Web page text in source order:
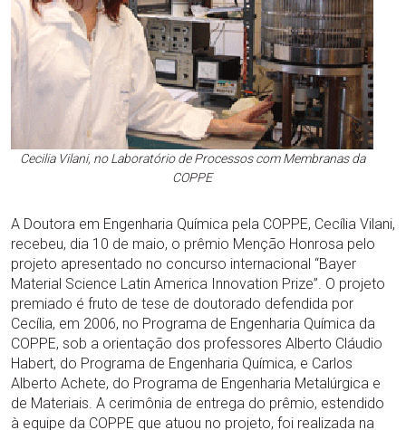
Cecilia Vilani, no Laboratório de Processos com Membranas da
COPPE
A Doutora em Engenharia Química pela COPPE, Cecília Vilani,
recebeu, dia 10 de maio, o prêmio Menção Honrosa pelo
projeto apresentado no concurso internacional “Bayer
Material Science Latin America Innovation Prize”. O projeto
premiado é fruto de tese de doutorado defendida por
Cecília, em 2006, no Programa de Engenharia Química da
COPPE, sob a orientação dos professores Alberto Cláudio
Habert, do Programa de Engenharia Química, e Carlos
Alberto Achete, do Programa de Engenharia Metalúrgica e
de Materiais. A cerimônia de entrega do prêmio, estendido
à equipe da COPPE que atuou no projeto, foi realizada na